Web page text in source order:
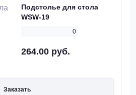
Подстолье для стола
WSW-19
0
264.00 руб.
Заказать